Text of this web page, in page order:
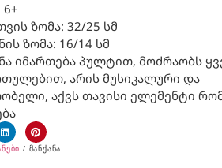
6+
ზომა: 32/25 სმ
ზომა: 16/14 სმ
იმართება პულტით, მოძრაობს
არის მუსიკალური და
აქვს თავისი ელემენტი
/ მანქანა